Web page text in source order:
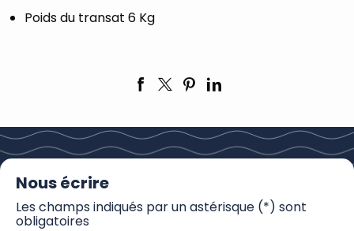
Poids du transat 6 Kg
Nous écrire
Les champs indiqués par un astérisque (*) sont
obligatoires